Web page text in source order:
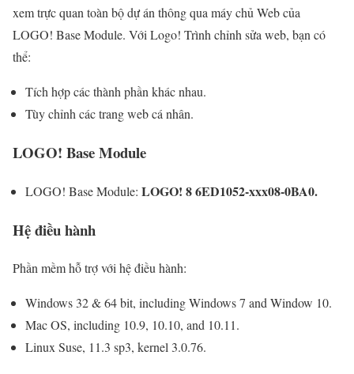
xem trực quan toàn bộ dự án thông qua máy chủ Web của
LOGO! Base Module. Với Logo! Trình chỉnh sửa web, bạn có
thể:
Tích hợp các thành phần khác nhau.
Tùy chỉnh các trang web cá nhân.
LOGO! Base Module
LOGO! Base Module: LOGO! 8 6ED1052-xxx08-0BA0.
Hệ điều hành
Phần mềm hỗ trợ với hệ điều hành:
Windows 32 & 64 bit, including Windows 7 and Window 10.
Mac OS, including 10.9, 10.10, and 10.11.
Linux Suse, 11.3 sp3, kernel 3.0.76.